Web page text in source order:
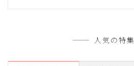
人気の特集